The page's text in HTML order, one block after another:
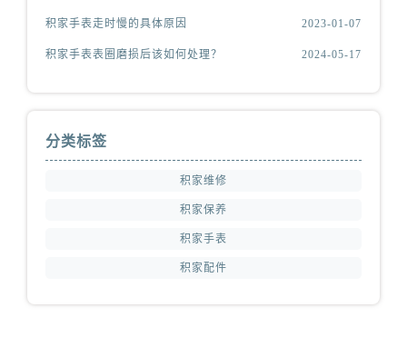
积家手表走时慢的具体原因 2023-01-07
积家手表表圈磨损后该如何处理？ 2024-05-17
分类标签
积家维修
积家保养
积家手表
积家配件